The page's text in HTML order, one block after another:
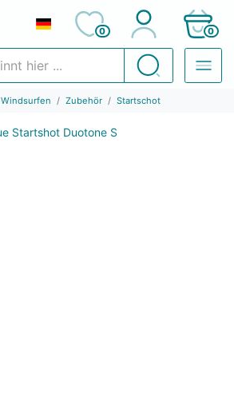
Suchen
0 0
Windsurfen Zubehör Startschot